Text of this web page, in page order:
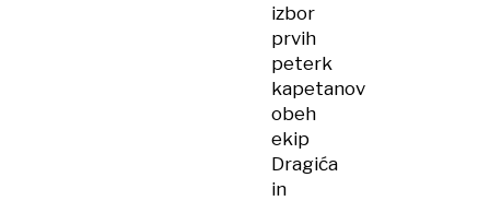
izbor
prvih
peterk
kapetanov
obeh
ekip
Dragića
in